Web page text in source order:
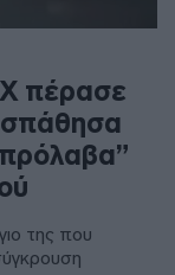
πέρασε
της που